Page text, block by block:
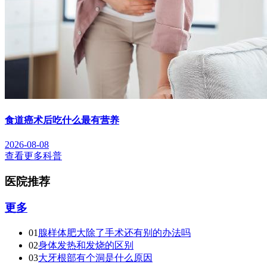
食道癌术后吃什么最有营养
2026-08-08
查看更多科普
医院推荐
更多
01 腺样体肥大除了手术还有别的办法吗
02身体发热和发烧的区别
03大牙根部有个洞是什么原因